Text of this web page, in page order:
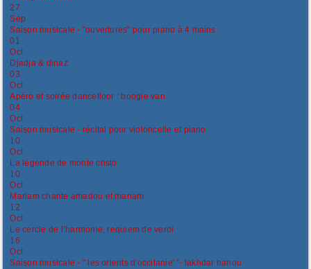
27
Sep
Saison musicale - "ouvertures" pour piano à 4 mains
01
Oct
Djadja & dinaz
03
Oct
Apéro et soirée dancefloor : boogie van
04
Oct
Saison musicale - récital pour violoncelle et piano
10
Oct
La légende de monte cristo
10
Oct
Mariam chante amadou et mariam
12
Oct
Le cercle de l’harmonie, requiem de verdi
16
Oct
Saison musicale - " les orients d'occitanie' "- lakhdar hanou